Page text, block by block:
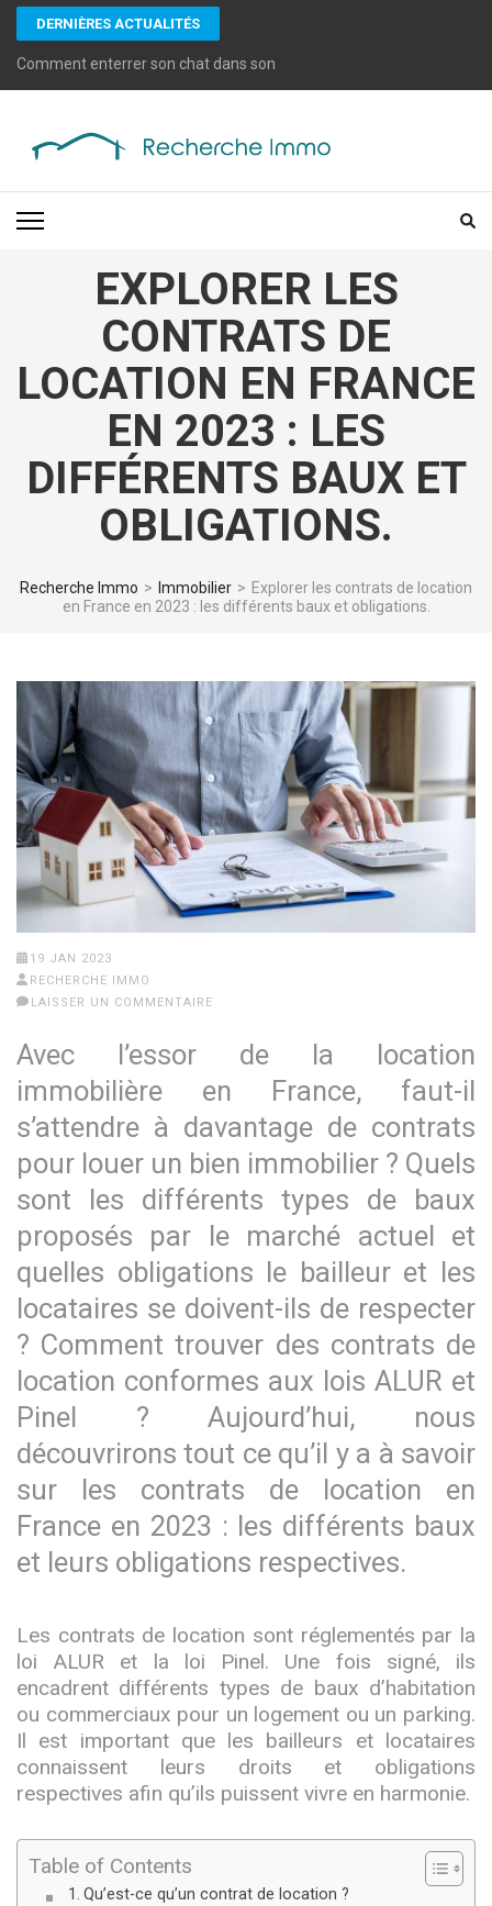
Aller
contenu
(Pressez
DERNIÈRES ACTUALITÉS
Comment enterrer son chat dans son jardin : Guide et conseils
RECHERCHE IMMO
EXPLORER LES
CONTRATS DE
LOCATION EN FRANCE
EN 2023 : LES
DIFFÉRENTS BAUX ET
OBLIGATIONS.
Recherche Immo > Immobilier > Explorer les contrats de location
en France en 2023 : les différents baux et obligations.
19 JAN 2023
RECHERCHE IMMO
LAISSER UN COMMENTAIRE
Avec l’essor de la location
immobilière en France, faut-il
s’attendre à davantage de contrats
pour louer un bien immobilier ? Quels
sont les différents types de baux
proposés par le marché actuel et
quelles obligations le bailleur et les
locataires se doivent-ils de respecter
? Comment trouver des contrats de
location conformes aux lois ALUR et
Pinel ? Aujourd’hui, nous
découvrirons tout ce qu’il y a à savoir
sur les contrats de location en
France en 2023 : les différents baux
et leurs obligations respectives.
Les contrats de location sont réglementés par la
loi ALUR et la loi Pinel. Une fois signé, ils
encadrent différents types de baux d’habitation
ou commerciaux pour un logement ou un parking.
Il est important que les bailleurs et locataires
connaissent leurs droits et obligations
respectives afin qu’ils puissent vivre en harmonie.
Table of Contents
Qu’est-ce qu’un contrat de location ?